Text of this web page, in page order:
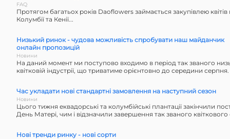
FAQ
Протягом багатьох років Daoflowers займається закупівлею квітів
Колумбії та Кенії...
Низький ринок - чудова можливість спробувати наш майданчик
онлайн пропозицій
Новини
На даний момент ми поступово входимо в період так званого
квітковій індустрії, що триватиме орієнтовно до середини серпня.
Час укладати нові стандартні замовлення на наступний сезон
Новини
Цього тижня еквадорські та колумбійські плантації закінчили
День Матері, чим і відзначили завершення так званого квіткового
Нові тренди ринку - нові сорти